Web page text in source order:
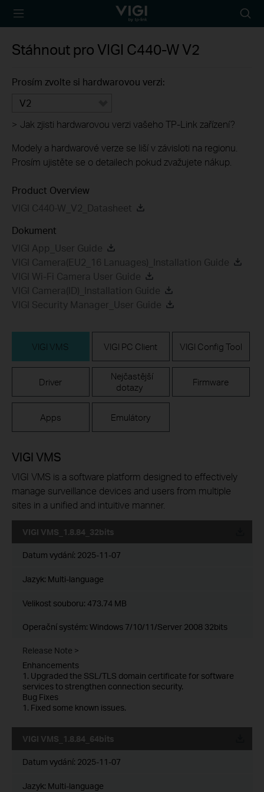
TP-Link, Reliably
icon
Stáhnout pro VIGI C440-WV2
Prosím zvolte si hardwarovou verzi:
V2
> Jak zjisti hardwarovou verzi vašeho TP-Link zařízení?
Modely a hardwarové verze se liší v závisloti na regionu.
Prosím ujistěte se o detailech pokud zvažujete nákup.
Product Overview
VIGI C440-W_V2_Datasheet
Dokument
VIGI App_User Guide
VIGI Camera(EU2_16 Lanuages)_Installation Guide
VIGI Wi-Fi Camera User Guide
VIGI Camera(ID)_Installation Guide
VIGI Security Manager_User Guide
VIGI VMS VIGI PC Client VIGI Config Tool
Driver
Nejčastější
dotazy
Firmware
Apps Emulátory
VIGI VMS
VIGI VMS is a software platform designed to effectively
manage surveillance devices and users from multiple
sites in a unified and intuitive manner.
VIGI VMS_1.8.84_32bits
Datum vydání: 2025-11-07
Jazyk: Multi-language
Velikost souboru: 473.74 MB
Operační systém: Windows 7/10/11/Server 2008 32bits
Release Note >
Enhancements
1. Upgraded the SSL/TLS domain certificate for software
services to strengthen connection security.
Bug Fixes
1. Fixed some known issues.
VIGI VMS_1.8.84_64bits
Datum vydání: 2025-11-07
Jazyk: Multi-language